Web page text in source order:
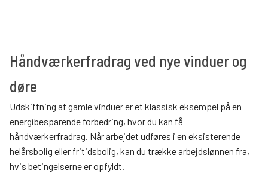
Håndværkerfradrag ved nye vinduer og
døre
Udskiftning af gamle vinduer er et klassisk eksempel på en
energibesparende forbedring, hvor du kan få
håndværkerfradrag. Når arbejdet udføres i en eksisterende
helårsbolig eller fritidsbolig, kan du trække arbejdslønnen fra,
hvis betingelserne er opfyldt.